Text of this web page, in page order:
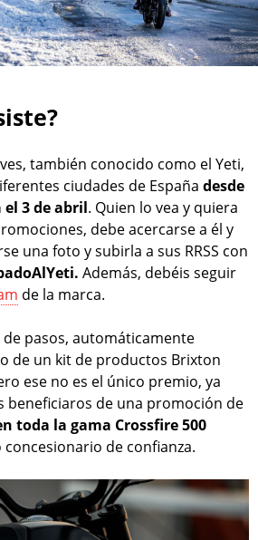
también conocido como el Yeti,
ciudades de España desde
3 de abril. Quien lo vea y quiera
debe acercarse a él y
una foto y subirla a sus RRSS con
Además, debéis seguir
de la marca.
pasos, automáticamente
de un kit de productos Brixton
ese no es el único premio, ya
beneficiaros de una promoción de
toda la gama Crossfire 500
de confianza.